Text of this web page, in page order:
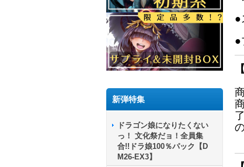
新弾特集
ドラゴン娘になりたくない
っ！ 文化祭だョ！全員集
合!!ドラ娘100％パック【D
M26-EX3】
●
●